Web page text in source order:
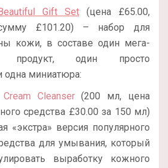
Gift Set (цена £65.00,
£101.20) – набор для
кожи, в составе один мега-
продукт, один просто
одна миниатюра:
Cream Cleanser(200 мл, цена
средства £30.00 за 150 мл)
«экстра» версия популярного
для умывания, который
выработку кожного